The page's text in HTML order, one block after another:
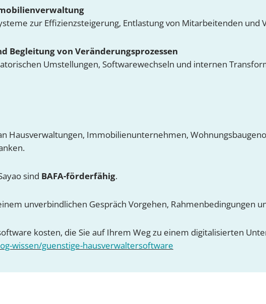
zur Effizienzsteigerung, Entlastung von Mitarbeitenden und
Begleitung von Veränderungsprozessen
Umstellungen, Softwarewechseln und internen
Hausverwaltungen, Immobilienunternehmen,
sind BAFA-förderfähig.
unverbindlichen Gespräch Vorgehen, Rahmenbedingungen
kosten, die Sie auf Ihrem Weg zu einem digitalisierten
wissen/guenstige-hausverwaltersoftware